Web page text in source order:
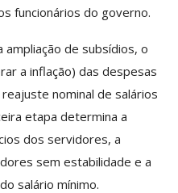
funcionários do governo.
de subsídios, o
a inflação) das despesas
nominal de salários
etapa determina a
dos servidores, a
sem estabilidade e a
salário mínimo.